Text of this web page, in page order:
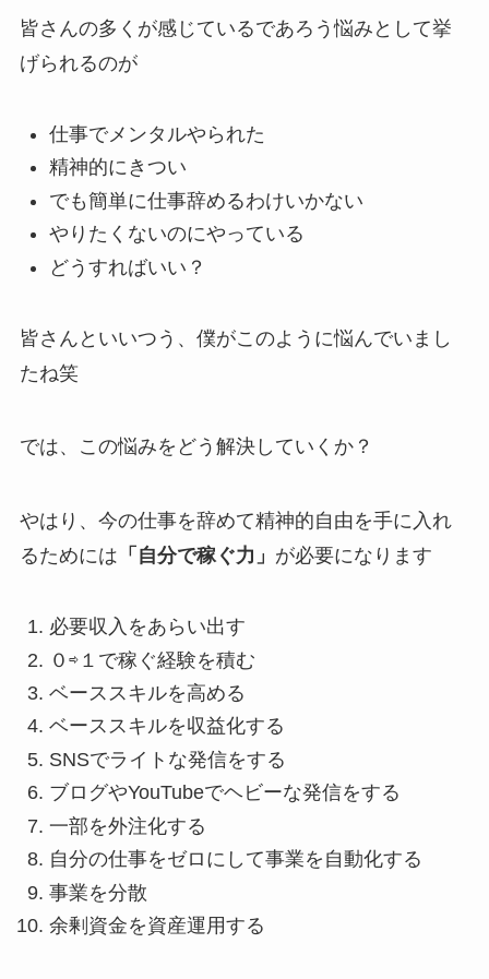
皆さんの多くが感じているであろう悩みとして挙
げられるのが
仕事でメンタルやられた
精神的にきつい
でも簡単に仕事辞めるわけいかない
やりたくないのにやっている
どうすればいい？
皆さんといいつう、僕がこのように悩んでいまし
たね笑
では、この悩みをどう解決していくか？
やはり、今の仕事を辞めて精神的自由を手に入れ
るためには 「自分で稼ぐ力」 が必要になります
必要収入をあらい出す
０⇨１で稼ぐ経験を積む
ベーススキルを高める
ベーススキルを収益化する
SNSでライトな発信をする
ブログやYouTubeでヘビーな発信をする
一部を外注化する
自分の仕事をゼロにして事業を自動化する
事業を分散
余剰資金を資産運用する